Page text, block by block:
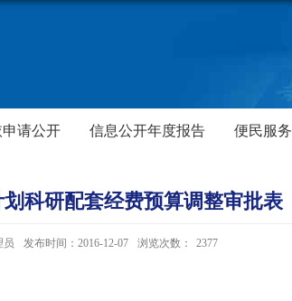
请公开 信息公开年度报告 便民服务
科研配套经费预算调整审批表
员 发布时间：2016-12-07 浏览次数： 2377